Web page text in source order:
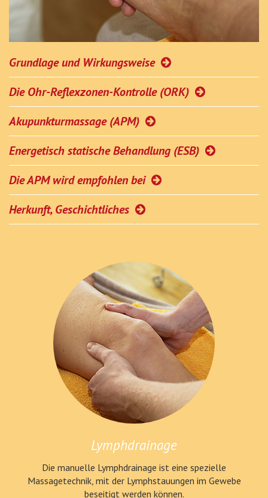
Grundlage und Wirkungsweise
Die Ohr-Reflexzonen-Kontrolle (ORK)
Akupunkturmassage (APM)
Energetisch statische Behandlung (ESB)
Die APM wird empfohlen bei
Herkunft, Geschichtliches
Lymphdrainage
Die manuelle Lymphdrainage ist eine spezielle
Massagetechnik, mit der Lymphstauungen im Gewebe
beseitigt werden können.